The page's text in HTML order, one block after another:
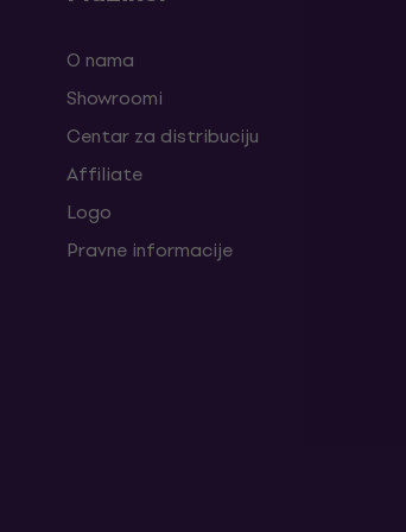
O nama
Showroomi
Centar za distribuciju
Affiliate
Logo
Pravne informacije